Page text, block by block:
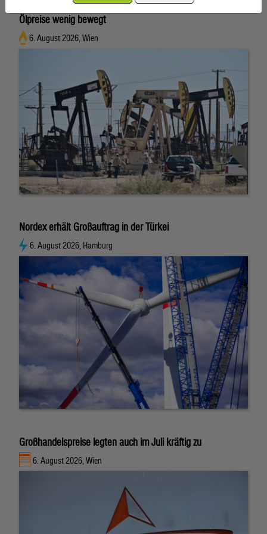
Ölpreise wenig bewegt
6. August 2026, Wien
Nordex erhält Großauftrag in der Türkei
6. August 2026, Hamburg
Großhandelspreise legten auch im Juli kräftig zu
6. August 2026, Wien